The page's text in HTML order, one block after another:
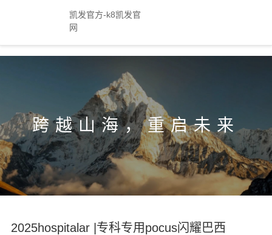
凯发官方-k8凯发官
网
跨越山海，重启未来
2025hospitalar |专科专用pocus闪耀巴西